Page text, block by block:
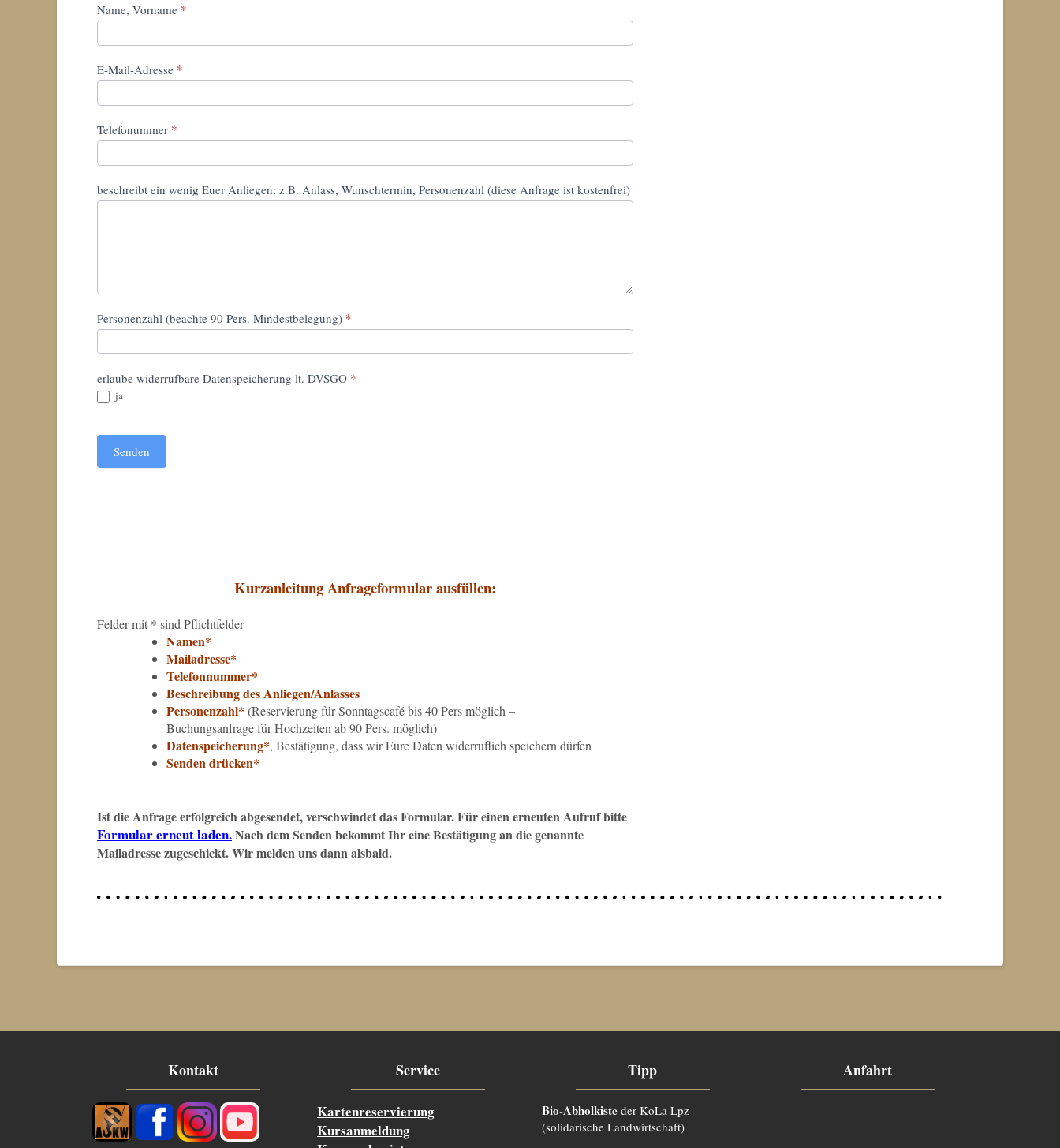
Buchungsanfrage
Name, Vorname *
E-Mail-Adresse *
Telefonummer *
beschreibt ein wenig Euer Anliegen: z.B. Anlass, Wunschtermin, Personenzahl (diese Anfrage ist kostenfrei)
Personenzahl (beachte 90 Pers. Mindestbelegung) *
erlaube widerrufbare Datenspeicherung lt. DVSGO *
ja
Senden
Kurzanleitung Anfrageformular ausfüllen:
Felder mit * sind Pflichtfelder
Namen*
Mailadresse*
Telefonnummer*
Beschreibung des Anliegen/Anlasses
Personenzahl* (Reservierung für Sonntagscafé bis 40 Pers möglich –
Buchungsanfrage für Hochzeiten ab 90 Pers. möglich)
Datenspeicherung*, Bestätigung, dass wir Eure Daten widerruflich speichern dürfen
Senden drücken*
Ist die Anfrage erfolgreich abgesendet, verschwindet das Formular. Für einen erneuten Aufruf bitte
Formular erneut laden.Nach dem Senden bekommt Ihr eine Bestätigung an die genannte
Mailadresse zugeschickt. Wir melden uns dann alsbald.
Kontakt Service
Kartenreservierung
Kursanmeldung
Tipp
Bio-Abholkiste der KoLa Lpz
(solidarische Landwirtschaft)
Anfahrt